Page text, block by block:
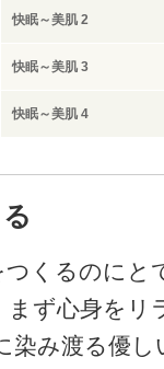
快眠～美肌 2
快眠～美肌 3
快眠～美肌 4
くるのにと
ず心身をリ
染み渡る優